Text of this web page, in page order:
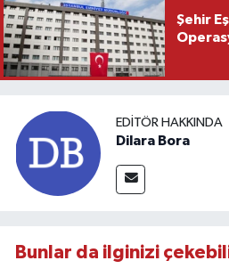
Şehir
EDITÖR HAKKINDA
Dilara Bora
Bunlar da ilginizi